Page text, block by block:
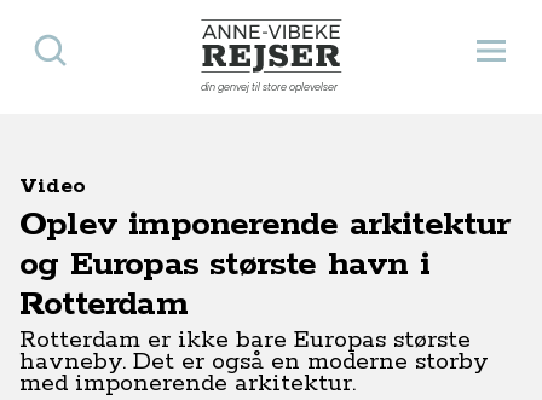
Anne-Vibeke Rejser
din genvej til store oplevelser
Åbn
Søg
Video
Oplev imponerende arkitektur
og Europas største havn i
Rotterdam
Rotterdam er ikke bare Europas største
havneby. Det er også en moderne storby
med imponerende arkitektur.